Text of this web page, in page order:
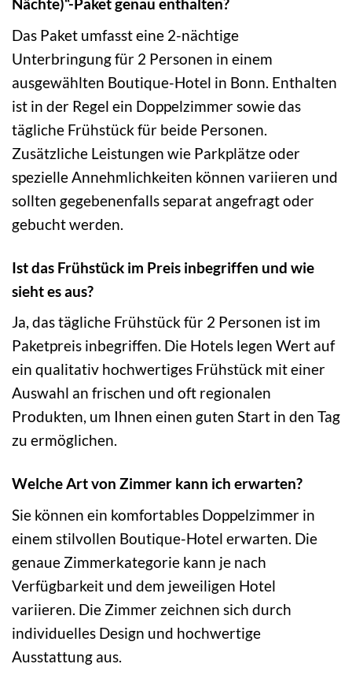
Nächte)“-Paket genau enthalten?
Das Paket umfasst eine 2-nächtige
Unterbringung für 2 Personen in einem
ausgewählten Boutique-Hotel in Bonn. Enthalten
ist in der Regel ein Doppelzimmer sowie das
tägliche Frühstück für beide Personen.
Zusätzliche Leistungen wie Parkplätze oder
spezielle Annehmlichkeiten können variieren und
sollten gegebenenfalls separat angefragt oder
gebucht werden.
Ist das Frühstück im Preis inbegriffen und wie
sieht es aus?
Ja, das tägliche Frühstück für 2 Personen ist im
Paketpreis inbegriffen. Die Hotels legen Wert auf
ein qualitativ hochwertiges Frühstück mit einer
Auswahl an frischen und oft regionalen
Produkten, um Ihnen einen guten Start in den Tag
zu ermöglichen.
Welche Art von Zimmer kann ich erwarten?
Sie können ein komfortables Doppelzimmer in
einem stilvollen Boutique-Hotel erwarten. Die
genaue Zimmerkategorie kann je nach
Verfügbarkeit und dem jeweiligen Hotel
variieren. Die Zimmer zeichnen sich durch
individuelles Design und hochwertige
Ausstattung aus.